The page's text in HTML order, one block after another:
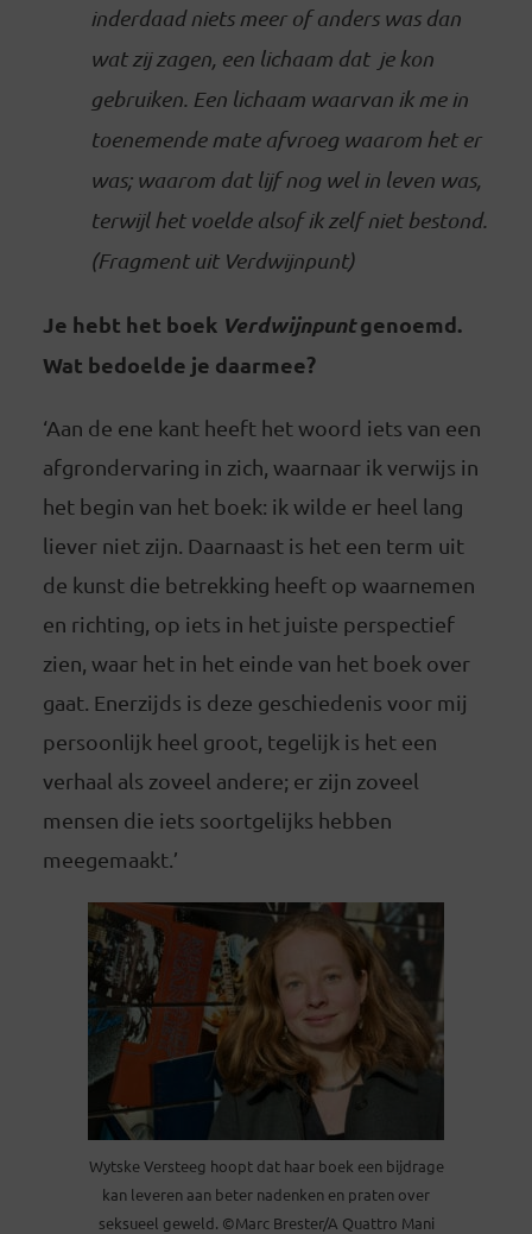
inderdaad niets meer of anders was dan
wat zij zagen, een lichaam dat je kon
gebruiken. Een lichaam waarvan ik me in
toenemende mate afvroeg waarom het er
was; waarom dat lijf nog wel in leven was,
terwijl het voelde alsof ik zelf niet bestond.
(Fragment uit Verdwijnpunt)
Je hebt het boek Verdwijnpuntgenoemd.
Wat bedoelde je daarmee?
‘Aan de ene kant heeft het woord iets van een
afgrondervaring in zich, waarnaar ik verwijs in
het begin van het boek: ik wilde er heel lang
liever niet zijn. Daarnaast is het een term uit
de kunst die betrekking heeft op waarnemen
en richting, op iets in het juiste perspectief
zien, waar het in het einde van het boek over
gaat. Enerzijds is deze geschiedenis voor mij
persoonlijk heel groot, tegelijk is het een
verhaal als zoveel andere; er zijn zoveel
mensen die iets soortgelijks hebben
meegemaakt.’
Wytske Versteeg hoopt dat haar boek een bijdrage
kan leveren aan beter nadenken en praten over
seksueel geweld. ©Marc Brester/A Quattro Mani